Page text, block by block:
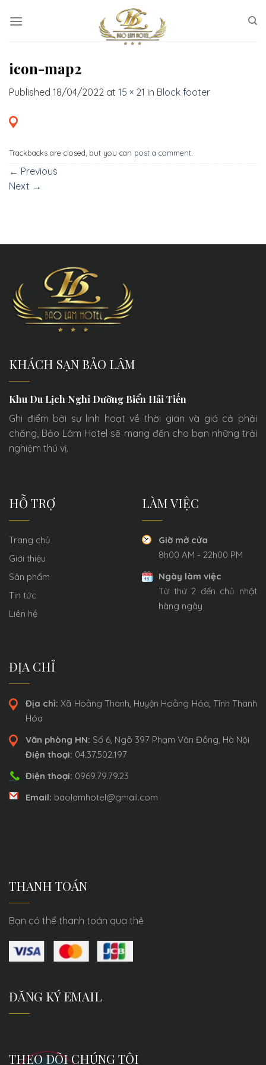
icon-map2
Published 18/04/2022 at 15 × 21 in Block footer
Trackbacks are closed, but you can post a comment.
← Previous
Next →
KHÁCH SẠN BẢO LÂM
Khu Du Lịch Nghỉ Dưỡng Biển Hải Tiến
Ghi điểm bởi sự linh hoạt về thời gian và giá cả phải
chăng, Bảo Lâm Hotel sẽ mang đến cho bạn những trải
nghiệm thú vị.
HỖ TRỢ
Trang chủ
Giới thiệu
Sản phẩm
Tin tức
Liên hệ
LÀM VIỆC
Giờ mở cửa
8h00 AM - 22h00 PM
Ngày làm việc
Từ thứ 2 đến chủ nhật
hàng ngày
ĐỊA CHỈ
Địa chỉ:Xã Hoằng Thanh, Huyện Hoằng Hóa, Tỉnh Thanh
Hóa
Văn phòng HN: Số 6, Ngõ 397 Phạm Văn Đồng, Hà Nội
Điện thoại: 04.37.502.197
Điện thoại: 0969.79.79.23
Email: baolamhotel@gmail.com
THANH TOÁN
Bạn có thể thanh toán qua thẻ
ĐĂNG KÝ EMAIL
THEO DÕI CHÚNG TÔI